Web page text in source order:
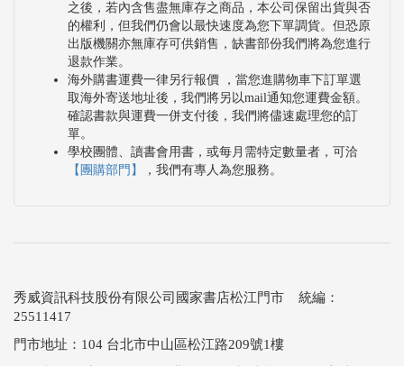
之後，若內含售盡無庫存之商品，本公司保留出貨與否
的權利，但我們仍會以最快速度為您下單調貨。但恐原
出版機關亦無庫存可供銷售，缺書部份我們將為您進行
退款作業。
海外購書運費一律另行報價 ，當您進購物車下訂單選
取海外寄送地址後，我們將另以mail通知您運費金額。
確認書款與運費一併支付後，我們將儘速處理您的訂
單。
學校團體、讀書會用書，或每月需特定數量者，可洽
【團購部門】
，我們有專人為您服務。
秀威資訊科技股份有限公司國家書店松江門市 統編：
25511417
門市地址：104 台北市中山區松江路209號1樓